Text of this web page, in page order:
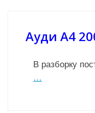
Ауди А4
В разборку
…